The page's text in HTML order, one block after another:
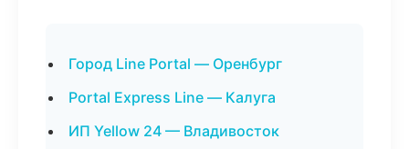
Город Line Portal — Оренбург
Portal Express Line — Калуга
ИП Yellow 24 — Владивосток